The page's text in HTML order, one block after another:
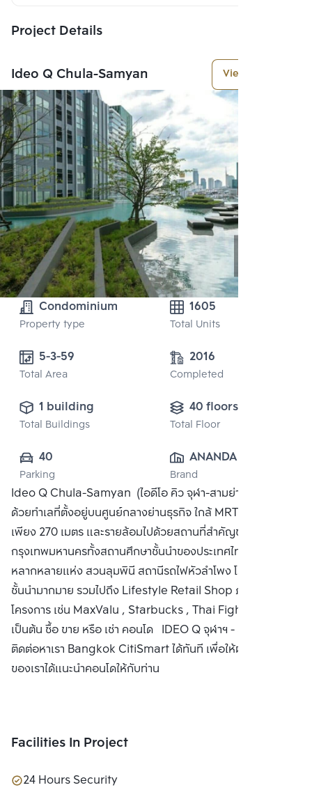
Project Details
Ideo Q Chula-Samyan View More
Condominium
Property type
1605
Total Units
5-3-59
Total Area
2016
Completed
1 building
Total Buildings
40 floors
Total Floor
40
Parking
ANANDA
DEVELOPMENT
PUBLIC CO.,
LTD.
Brand
Ideo Q Chula-Samyan (ไอดีโอ คิว จุฬา-สามย่าน) โดดเด่น
ด้วยทำเลที่ตั้งอยู่บนศูนย์กลางย่านธุรกิจ ใกล้ MRT สามย่าน
เพียง 270 เมตร และรายล้อมไปด้วยสถานที่สำคัญของ
กรุงเทพมหานครทั้งสถานศึกษาชั้นนำของประเทศไทย ศูนย์การค้า
หลากหลายแห่ง สวนลุมพินี สถานีรถไฟหัวลำโพง โรงพยาบาล
ชั้นนำมากมาย รวมไปถึง Lifestyle Retail Shop ภายใน
โครงการ เช่น MaxValu , Starbucks , Thai Fight , TCDC
เป็นต้น ซื้อ ขาย หรือ เช่า คอนโด IDEO Q จุฬาฯ - สามย่าน
ติดต่อหาเรา Bangkok CitiSmart ได้ทันที เพื่อให้ผู้เชี่ยวชาญ
ของเราได้แนะนำคอนโดให้กับท่าน
Facilities In Project
24 Hours Security